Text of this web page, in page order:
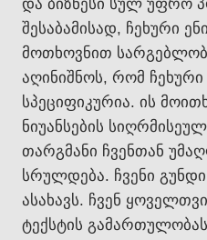
და ბიზნესი სულ უფრო
შესაბამისად, ჩეხური
მოთხოვნით
აღინიშნოს, რომ ჩეხური
სპეციფიკურია. ის
ნიუანსების
თარგმანი ჩვენთან
სრულდება. ჩვენი გუნდი
ასახავს. ჩვენ
ტექსტის